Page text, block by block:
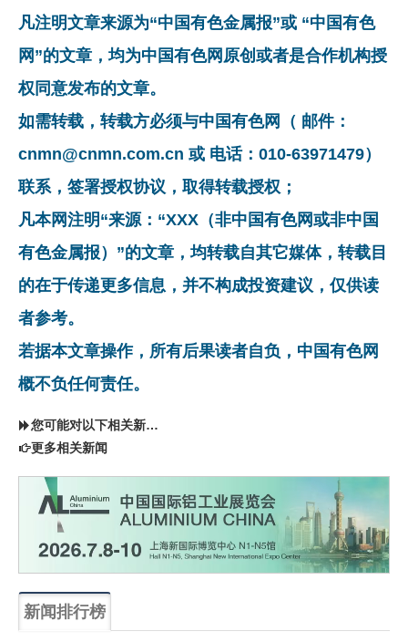
凡注明文章来源为“中国有色金属报”或 “中国有色
网”的文章，均为中国有色网原创或者是合作机构授
权同意发布的文章。
如需转载，转载方必须与中国有色网（ 邮件：
cnmn@cnmn.com.cn 或 电话：010-63971479）
联系，签署授权协议，取得转载授权；
凡本网注明“来源：“XXX（非中国有色网或非中国
有色金属报）”的文章，均转载自其它媒体，转载目
的在于传递更多信息，并不构成投资建议，仅供读
者参考。
若据本文章操作，所有后果读者自负，中国有色网
概不负任何责任。
您可能对以下相关新闻同样感兴趣
更多相关新闻
新闻排行榜